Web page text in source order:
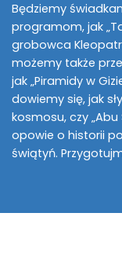
Będziemy
programom, jak
grobowca
możemy także
jak „Piramidy w
dowiemy się, jak
kosmosu, czy
opowie o historii
świątyń.